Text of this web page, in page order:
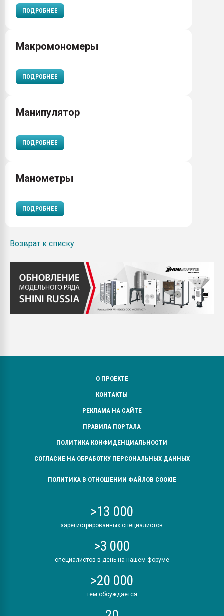
ПОДРОБНЕЕ
Макромономеры
ПОДРОБНЕЕ
Манипулятор
ПОДРОБНЕЕ
Манометры
ПОДРОБНЕЕ
Возврат к списку
О ПРОЕКТЕ
КОНТАКТЫ
РЕКЛАМА НА САЙТЕ
ПРАВИЛА ПОРТАЛА
ПОЛИТИКА КОНФИДЕНЦИАЛЬНОСТИ
СОГЛАСИЕ НА ОБРАБОТКУ ПЕРСОНАЛЬНЫХ ДАННЫХ
ПОЛИТИКА В ОТНОШЕНИИ ФАЙЛОВ COOKIE
>13 000
зарегистрированных специалистов
>3 000
специалистов в день на нашем форуме
>20 000
тем обсуждается